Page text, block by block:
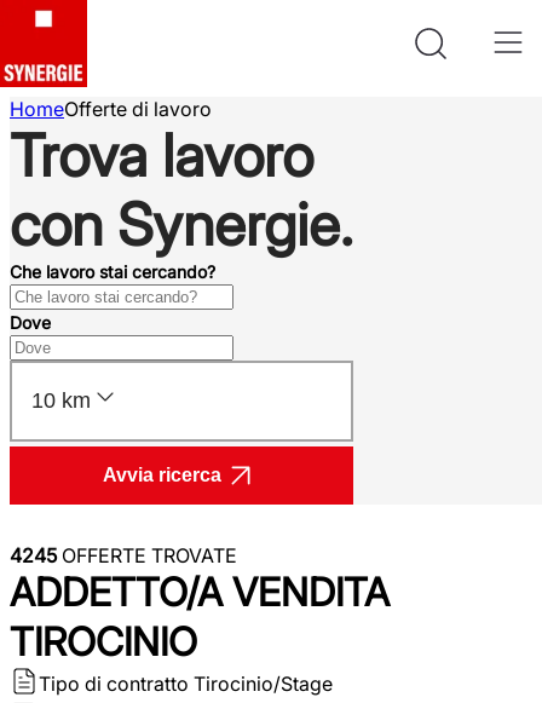
HomeOfferte di lavoro
Trova lavoro
con Synergie.
Che lavoro stai cercando?
Dove
10 km
Avvia ricerca
4245OFFERTE TROVATE
ADDETTO/A VENDITA
TIROCINIO
Tipo di contratto Tirocinio/Stage